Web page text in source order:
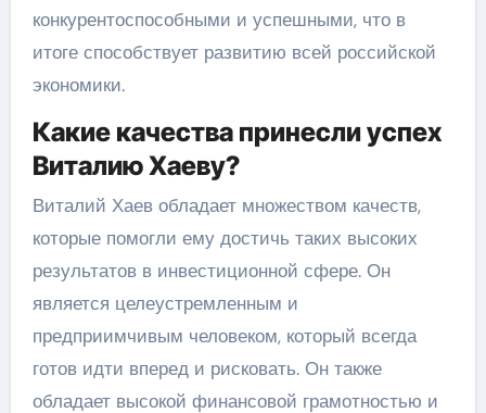
конкурентоспособными и успешными, что в
итоге способствует развитию всей российской
экономики.
Какие качества принесли успех
Виталию Хаеву?
Виталий Хаев обладает множеством качеств,
которые помогли ему достичь таких высоких
результатов в инвестиционной сфере. Он
является целеустремленным и
предприимчивым человеком, который всегда
готов идти вперед и рисковать. Он также
обладает высокой финансовой грамотностью и